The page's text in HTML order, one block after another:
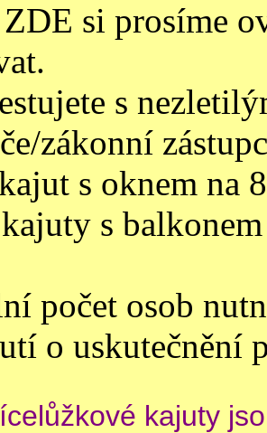
si prosíme
s
zákonní
s oknem na
s
počet osob
o uskutečnění
kajuty